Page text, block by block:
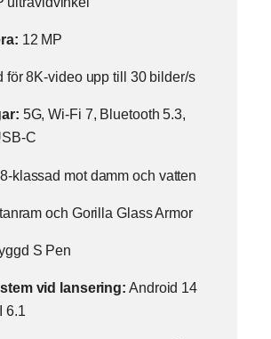
12 MP
för 8K-video upp till 30 bilder/s
5G, Wi-Fi 7, Bluetooth 5.3,
C
klassad mot damm och vatten
och Gorilla Glass Armor
S Pen
vid lansering: Android 14
6.1